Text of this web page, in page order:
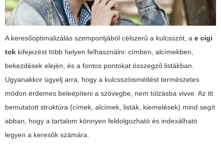
A keresőoptimalizálás szempontjából célszerű a kulcsszót, a e cigi
tok kifejezést több helyen felhasználni: címben, alcímekben,
bekezdések elején, és a fontos pontokat összegző listákban.
Ugyanakkor ügyelj arra, hogy a kulcsszóismétlést természetes
módon érdemes beleépíteni a szövegbe, nem túlzásba vivve. Az itt
bemutatott struktúra (címek, alcímek, listák, kiemelések) mind segít
abban, hogy a tartalom könnyen feldolgozható és indexálható
legyen a keresők számára.